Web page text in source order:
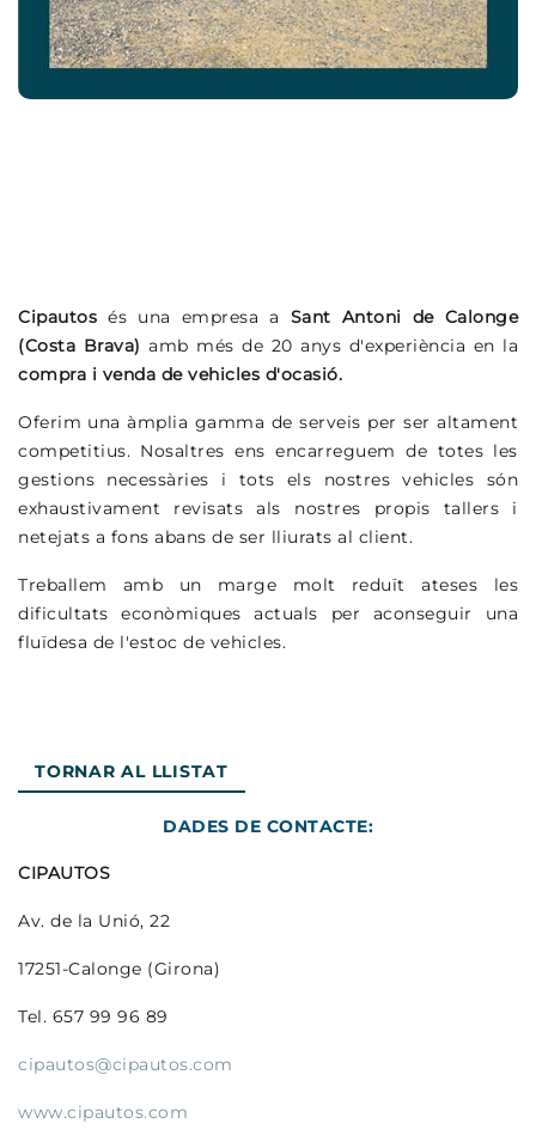
Cipautos és una empresa a Sant Antoni de Calonge
(Costa Brava) amb més de 20 anys d'experiència en la
compra i venda de vehicles d'ocasió.
Oferim una àmplia gamma de serveis per ser altament
competitius. Nosaltres ens encarreguem de totes les
gestions necessàries i tots els nostres vehicles són
exhaustivament revisats als nostres propis tallers i
netejats a fons abans de ser lliurats al client.
Treballem amb un marge molt reduït ateses les
dificultats econòmiques actuals per aconseguir una
fluïdesa de l'estoc de vehicles.
TORNAR AL LLISTAT
DADES DE CONTACTE:
CIPAUTOS
Av. de la Unió, 22
17251-Calonge (Girona)
Tel. 657 99 96 89
cipautos@cipautos.com
www.cipautos.com